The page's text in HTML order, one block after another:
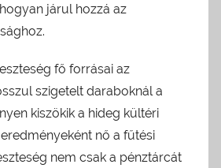
járul hozzá az
fő forrásai az
szigetelt daraboknál a
kiszökik a hideg kültéri
nő a fűtési
nem csak a pénztárcát